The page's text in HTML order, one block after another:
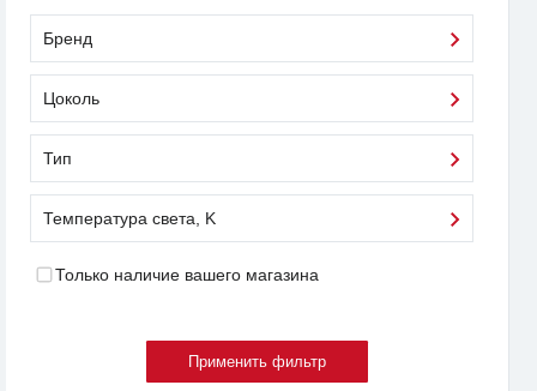
Бренд
Цоколь
Тип
Температура света, K
Только наличие вашего магазина